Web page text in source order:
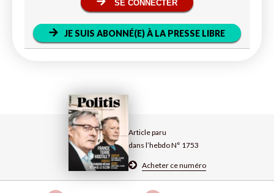
Article paru
dans l’hebdo N° 1753
Acheter ce numéro
SE CONNECTER
JE SUIS ABONNÉ(E) À LA PRESSE LIBRE